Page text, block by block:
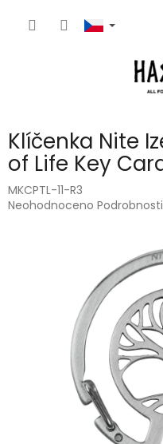
Klíčenka Nite
of Life Key
MKCPTL-11-R3
Průměrné
Neohodnoceno